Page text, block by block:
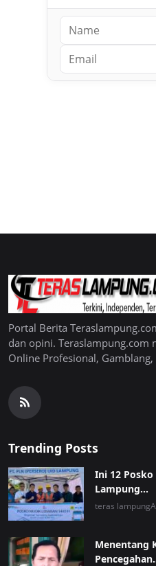
Portal Berita
dan opini. Teraslampung.com
Online Profesional,
Trending Posts
Ini 12
Lampung...
teras lampung
Menentang